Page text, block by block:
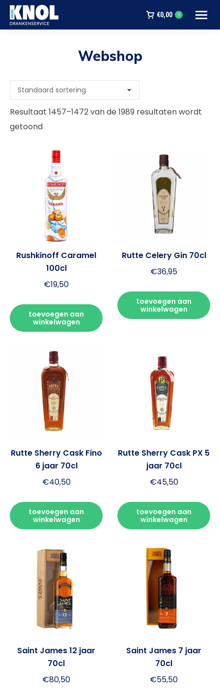
€0,00 0
Webshop
Resultaat 1457–1472 van de 1989 resultaten wordt
getoond
Rushkinoff Caramel
100cl
€19,50
toevoegen aan
winkelwagen
Rutte Celery Gin 70cl
€36,95
toevoegen aan
winkelwagen
Rutte Sherry Cask Fino
6 jaar 70cl
€40,50
toevoegen aan
winkelwagen
Rutte Sherry Cask PX 5
jaar 70cl
€45,50
toevoegen aan
winkelwagen
Saint James 12 jaar
70cl
€80,50
Saint James 7 jaar
70cl
€55,50